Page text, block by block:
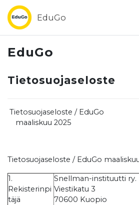
Siirry pääsisältöön
EduGo
EduGo
Tietosuojaseloste
maaliskuu 2025
Tietosuojaseloste / EduGo
1.
Rekisterinpi
täjä
Snellman-instituutti ry.
Viestikatu 3
70600 Kuopio